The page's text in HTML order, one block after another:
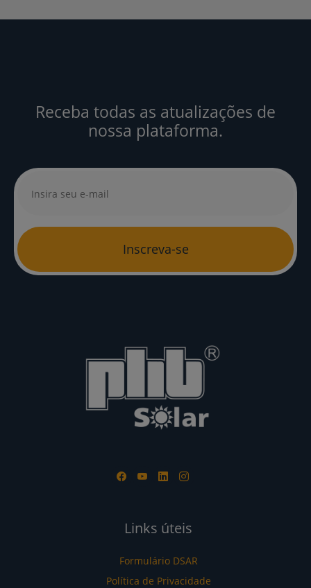
Receba todas as atualizações de
nossa plataforma.
Inscreva-se
Links úteis
Formulário DSAR
Política de Privacidade